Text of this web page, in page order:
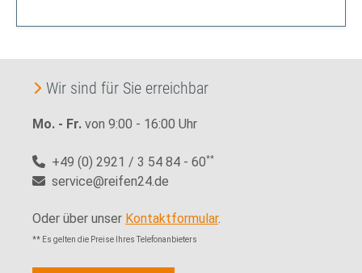
Wir sind für Sie erreichbar
Mo. - Fr. von 9:00 - 16:00 Uhr
+49 (0) 2921 / 3 54 84 - 60**
service@reifen24.de
Oder über unser Kontaktformular.
** Es gelten die Preise Ihres Telefonanbieters